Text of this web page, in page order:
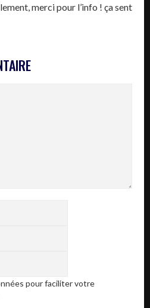
merci pour l’info ! ça sent
pour faciliter votre